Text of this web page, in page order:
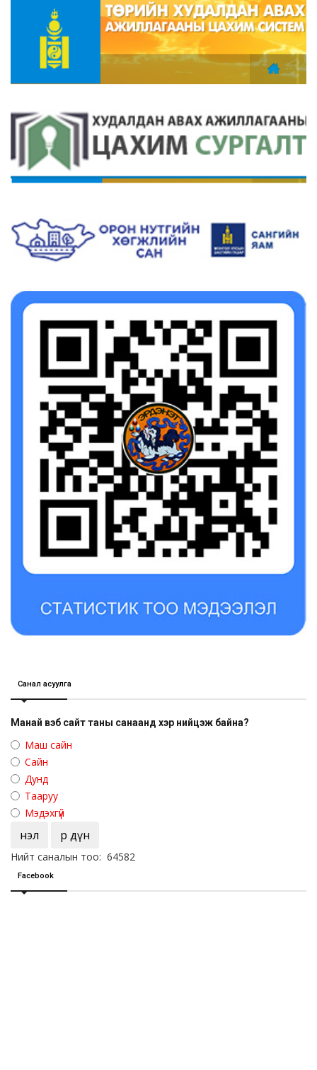
Санал асуулга
Манай вэб сайт таны санаанд хэр нийцэж байна?
Маш сайн
Сайн
Дунд
Тааруу
Мэдэхгүй
Үнэл Үр дүн
Нийт саналын тоо: 64582
Facebook